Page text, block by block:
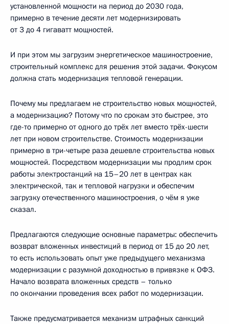
установленной мощности на период до 2030 года,
примерно в течение десяти лет модернизировать
от 3 до 4 гигаватт мощностей.
И при этом мы загрузим энергетическое машиностроение,
строительный комплекс для решения этой задачи. Фокусом
должна стать модернизация тепловой генерации.
Почему мы предлагаем не строительство новых мощностей,
а модернизацию? Потому что по срокам это быстрее, это
где-то примерно от одного до трёх лет вместо трёх-шести
лет при новом строительстве. Стоимость модернизации
примерно в три-четыре раза дешевле строительства новых
мощностей. Посредством модернизации мы продлим срок
работы электростанций на 15–20 лет в центрах как
электрической, так и тепловой нагрузки и обеспечим
загрузку отечественного машиностроения, о чём я уже
сказал.
Предлагаются следующие основные параметры: обеспечить
возврат вложенных инвестиций в период от 15 до 20 лет,
то есть использовать опыт уже предыдущего механизма
модернизации с разумной доходностью в привязке к ОФЗ.
Начало возврата вложенных средств – только
по окончании проведения всех работ по модернизации.
Также предусматривается механизм штрафных санкций